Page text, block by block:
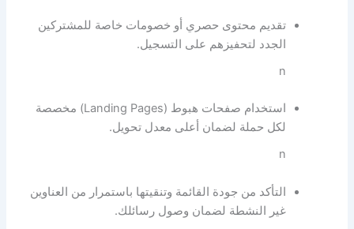
تقديم محتوى حصري أو خصومات خاصة للمشتركين
الجدد لتحفيزهم على التسجيل.
n
استخدام صفحات هبوط (Landing Pages) مخصصة
لكل حملة لضمان أعلى معدل تحويل.
n
التأكد من جودة القائمة وتنقيتها باستمرار من العناوين
غير النشطة لضمان وصول رسائلك.